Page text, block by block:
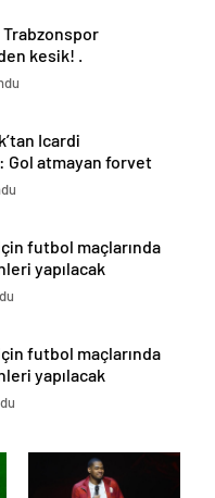
Trabzonspor
kesik! .
Icardi
Gol atmayan forvet
futbol maçlarında
yapılacak
futbol maçlarında
yapılacak